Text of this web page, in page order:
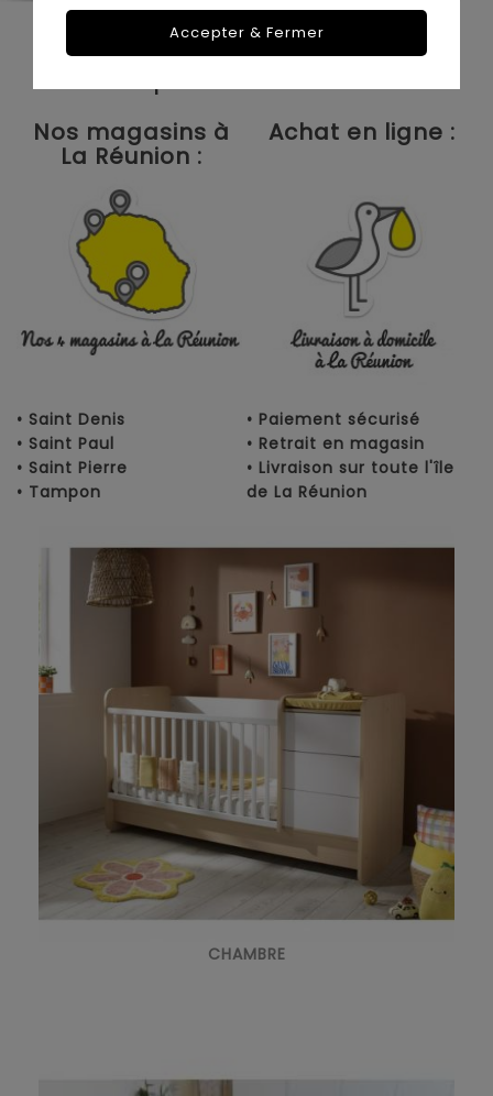
Accepter & Fermer
Le Coin des Petits propose les plus
grandes marques de puériculture aux
meilleurs prix sur l'île de la Réunion !
Nos magasins à
La Réunion :
Achat en ligne :
• Saint Denis
• Saint Paul
• Saint Pierre
• Tampon
• Paiement sécurisé
• Retrait en magasin
• Livraison sur toute l'île
de La Réunion
CHAMBRE